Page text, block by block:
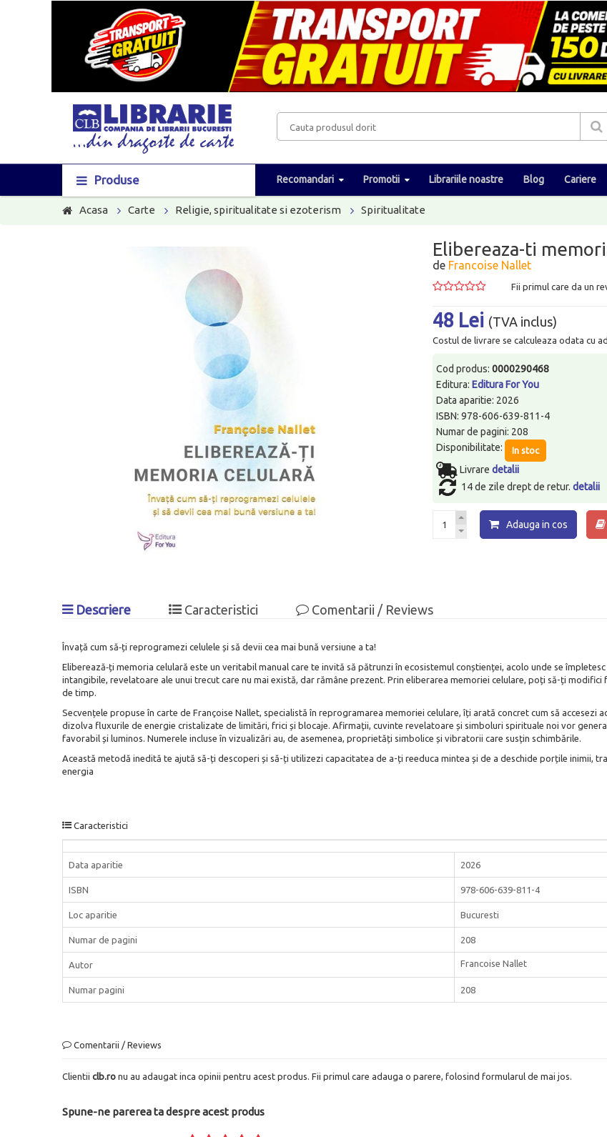
Produse Recomandari Promotii Librariile noastre Blog Cariere
Acasa Carte Religie, spiritualitate si ezoterism Spiritualitate
Elibereaza-ti
de Francoise Nallet
Fii primul care da un
48 Lei (TVA inclus)
Costul de livrare se calculeaza odata cu
Cod produs:0000290468
Editura: Editura For You
Data aparitie: 2026
ISBN: 978-606-639-811-4
Numar de pagini: 208
Disponibilitate:
In stoc
Livraredetalii
14 de zile drept de retur.detalii
Adauga in cos
Descriere Caracteristici Comentarii / Reviews
Învață cum să‑ți reprogramezi celulele și să devii cea mai bună versiune a ta!
Eliberează‑ți memoria celulară este un veritabil manual care te invită să pătrunzi în ecosistemul conștienței, acolo unde se
intangibile, revelatoare ale unui trecut care nu mai există, dar rămâne prezent. Prin eliberarea memoriei celulare, poți să-ți
de timp.
Secvențele propuse în carte de Françoise Nallet, specialistă în reprogramarea memoriei celulare, îți arată concret cum să accesezi
dizolva fluxurile de energie cristalizate de limitări, frici și blocaje. Afirmații, cuvinte revelatoare și simboluri spirituale noi vor
favorabil și luminos. Numerele incluse în vizualizări au, de asemenea, proprietăți simbolice și vibratorii care susțin schimbările.
Această metodă inedită te ajută să-ți descoperi și să-ți utilizezi capacitatea de a-ți reeduca mintea și de a deschide porțile inimii,
energia
Caracteristici
Data aparitie 2026
ISBN 978-606-639-811-4
Loc aparitie Bucuresti
Numar de pagini 208
Autor Francoise Nallet
Numar pagini 208
Comentarii / Reviews
Clientii clb.ro nu au adaugat inca opinii pentru acest produs. Fii primul care adauga o parere, folosind formularul de mai jos.
Spune-ne parerea ta despre acest produs